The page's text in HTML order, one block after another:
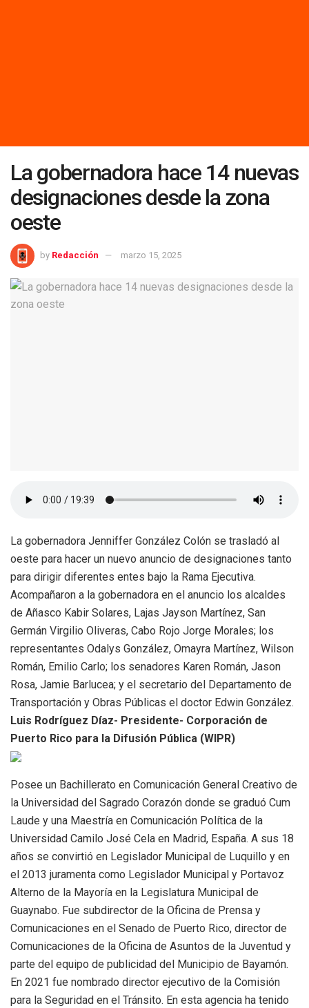
La gobernadora hace 14 nuevas
designaciones desde la zona
oeste
by Redacción marzo 15, 2025
La gobernadora Jenniffer González Colón se trasladó al
oeste para hacer un nuevo anuncio de designaciones tanto
para dirigir diferentes entes bajo la Rama Ejecutiva.
Acompañaron a la gobernadora en el anuncio los alcaldes
de Añasco Kabir Solares, Lajas Jayson Martínez, San
Germán Virgilio Oliveras, Cabo Rojo Jorge Morales; los
representantes Odalys González, Omayra Martínez, Wilson
Román, Emilio Carlo; los senadores Karen Román, Jason
Rosa, Jamie Barlucea; y el secretario del Departamento de
Transportación y Obras Públicas el doctor Edwin González.
Luis Rodríguez Díaz- Presidente- Corporación de
Puerto Rico para la Difusión Pública (WIPR)
Posee un Bachillerato en Comunicación General Creativo de
la Universidad del Sagrado Corazón donde se graduó Cum
Laude y una Maestría en Comunicación Política de la
Universidad Camilo José Cela en Madrid, España. A sus 18
años se convirtió en Legislador Municipal de Luquillo y en
el 2013 juramenta como Legislador Municipal y Portavoz
Alterno de la Mayoría en la Legislatura Municipal de
Guaynabo. Fue subdirector de la Oficina de Prensa y
Comunicaciones en el Senado de Puerto Rico, director de
Comunicaciones de la Oficina de Asuntos de la Juventud y
parte del equipo de publicidad del Municipio de Bayamón.
En 2021 fue nombrado director ejecutivo de la Comisión
para la Seguridad en el Tránsito. En esta agencia ha tenido